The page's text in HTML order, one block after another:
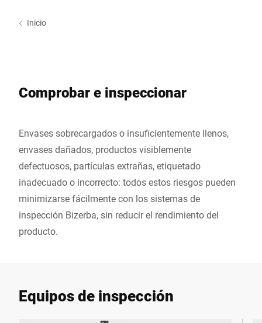
Inicio
Comprobar e inspeccionar
Envases sobrecargados o insuficientemente llenos,
envases dañados, productos visiblemente
defectuosos, partículas extrañas, etiquetado
inadecuado o incorrecto: todos estos riesgos pueden
minimizarse fácilmente con los sistemas de
inspección Bizerba, sin reducir el rendimiento del
producto.
Equipos de inspección